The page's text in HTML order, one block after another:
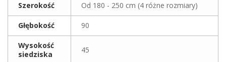
Szerokość Od 180 - 250 cm (4 różne rozmiary)
Głębokość 90
Wysokość
siedziska
45